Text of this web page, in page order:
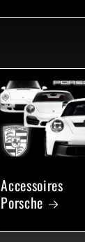
Accessoires
Porsche